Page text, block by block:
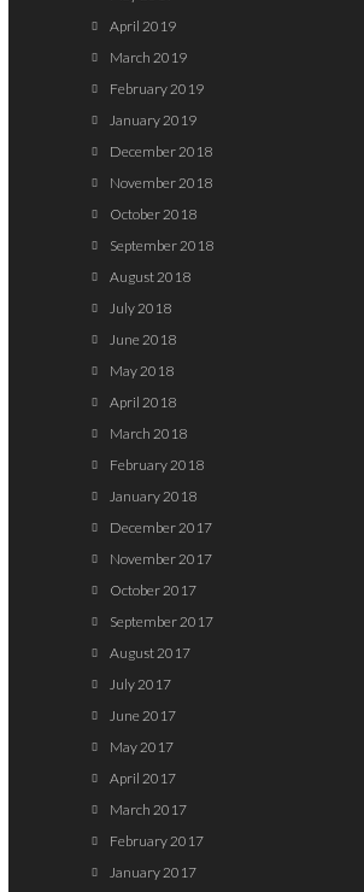
April 2019
March 2019
February 2019
January 2019
December 2018
November 2018
October 2018
September 2018
August 2018
July 2018
June 2018
May 2018
April 2018
March 2018
February 2018
January 2018
December 2017
November 2017
October 2017
September 2017
August 2017
July 2017
June 2017
May 2017
April 2017
March 2017
February 2017
January 2017